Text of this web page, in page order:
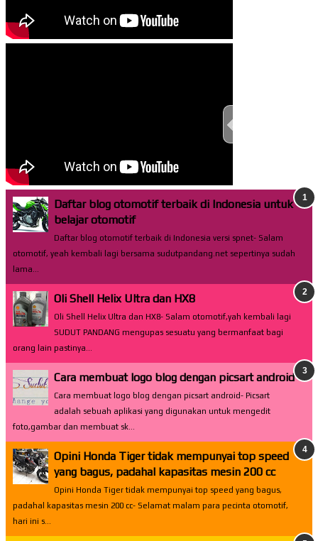
Daftar blog otomotif terbaik di Indonesia untuk
belajar otomotif
Daftar blog otomotif terbaik di Indonesia versi spnet- Salam
otomotif, yeah kembali lagi bersama sudutpandang.net sepertinya sudah
lama...
Oli Shell Helix Ultra dan HX8
Oli Shell Helix Ultra dan HX8- Salam otomotif,yah kembali lagi
SUDUT PANDANG mengupas sesuatu yang bermanfaat bagi
orang lain pastinya...
Cara membuat logo blog dengan picsart android
Cara membuat logo blog dengan picsart android- Picsart
adalah sebuah aplikasi yang digunakan untuk mengedit
foto,gambar dan membuat sk...
Opini Honda Tiger tidak mempunyai top speed
yang bagus, padahal kapasitas mesin 200 cc
Opini Honda Tiger tidak mempunyai top speed yang bagus,
padahal kapasitas mesin 200 cc- Selamat malam para pecinta otomotif,
hari ini s...